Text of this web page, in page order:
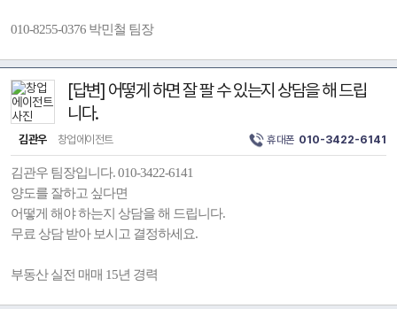
010-8255-0376 박민철 팀장
[답변] 어떻게 하면 잘 팔 수 있는지 상담을 해 드립
니다.
김관우 창업에이전트 휴대폰 010-3422-6141
김관우 팀장입니다. 010-3422-6141
양도를 잘하고 싶다면
어떻게 해야 하는지 상담을 해 드립니다.
무료 상담 받아 보시고 결정하세요.
부동산 실전 매매 15년 경력